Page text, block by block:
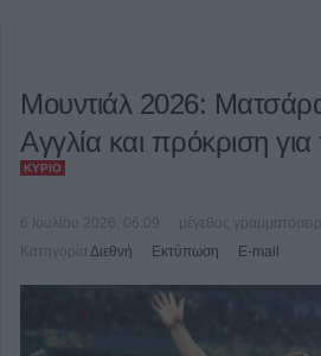
Μουντιάλ 2026:
Αγγλία και πρόκριση για
ΚΎΡΙΟ
6 Ιουλίου 2026, 06:09
μέγεθος
Κατηγορία Διεθνή Εκτύπωση E-mail